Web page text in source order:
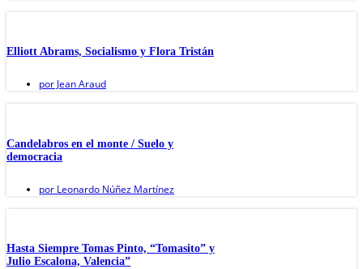
Elliott Abrams, Socialismo y Flora Tristán
por Jean Araud
Candelabros en el monte / Suelo y
democracia
por Leonardo Núñez Martínez
Hasta Siempre Tomas Pinto, “Tomasito” y
Julio Escalona, Valencia”